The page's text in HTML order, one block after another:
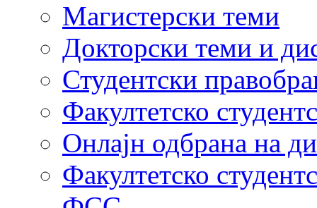
Магистерски теми
Докторски теми и
Студентски
Факултетско
Онлајн одбрана на
Факултетско